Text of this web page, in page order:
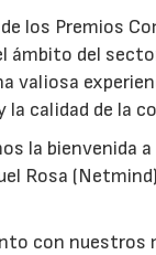
los Premios
ámbito del
valiosa
la calidad de la
la bienvenida
Rosa
con nuestros